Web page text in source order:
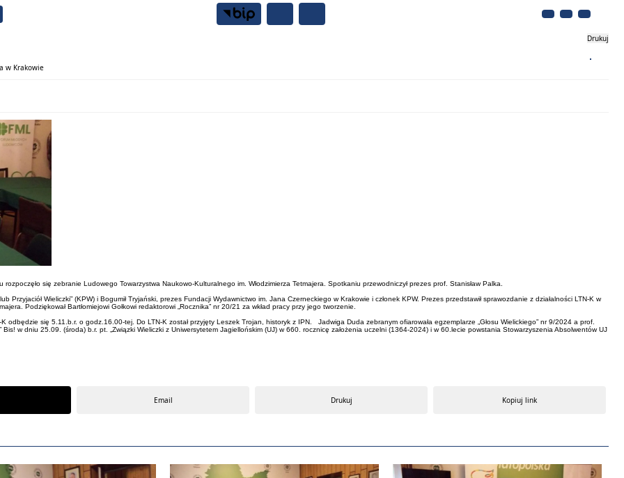
Drukuj
w Krakowie
się zebranie Ludowego Towarzystwa Naukowo-Kulturalnego im. Włodzimierza Tetmajera. Spotkaniu przewodniczył prezes prof. Stanisław Palka.
Wieliczki” (KPW) i Bogumił Tryjański, prezes Fundacji Wydawnictwo im. Jana Czerneckiego w Krakowie i członek KPW. Prezes przedstawił sprawozdanie z działalności LTN-K w
Podziękował Bartłomiejowi Gołkowi redaktorowi „Rocznika” nr 20/21 za wkład pracy przy jego tworzenie.
się 5.11.b.r. o godz.16.00-tej. Do LTN-K został przyjęty Leszek Trojan, historyk z IPN. Jadwiga Duda zebranym ofiarowała egzemplarze „Głosu Wielickiego” nr 9/2024 a prof.
w dniu 25.09. (środa) b.r. pt. „Związki Wieliczki z Uniwersytetem Jagiellońskim (UJ) w 660. rocznicę założenia uczelni (1364-2024) i w 60.lecie powstania Stowarzyszenia Absolwentów UJ
Email Drukuj Kopiuj link